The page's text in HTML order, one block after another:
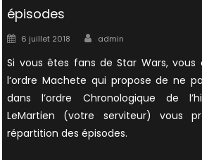
épisodes
Posted
6 juillet 2018 Author
admin
Si vous êtes fans de Star Wars,
l‘ordre Machete qui propose de ne
dans l’ordre Chronologique de
LeMartien (votre serviteur) vous
répartition des épisodes.